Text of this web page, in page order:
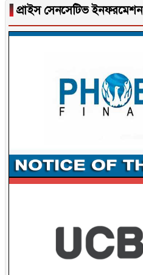
▐ প্রাইস সেনসেটিভ ইনফরমেশন